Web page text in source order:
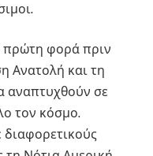
πρώτη φορά πριν
Ανατολή και τη
αναπτυχθούν σε
τον κόσμο.